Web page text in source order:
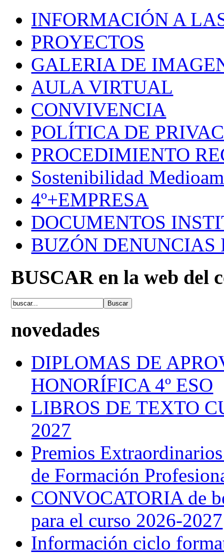
INFORMACIÓN A
PROYECTOS
GALERIA DE
AULA VIRTUAL
CONVIVENCIA
POLÍTICA DE
PROCEDIMIENTO
Sostenibilidad
4º+EMPRESA
DOCUMENTOS
BUZÓN DENUNCIAS
BUSCAR en la web del
novedades
DIPLOMAS DE
HONORÍFICA 4º ESO
LIBROS DE TEXTO
2027
Premios
de Formación
CONVOCATORIA de
para el curso 2026-2027
Información ciclo